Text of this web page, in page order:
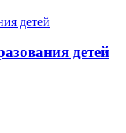
детей